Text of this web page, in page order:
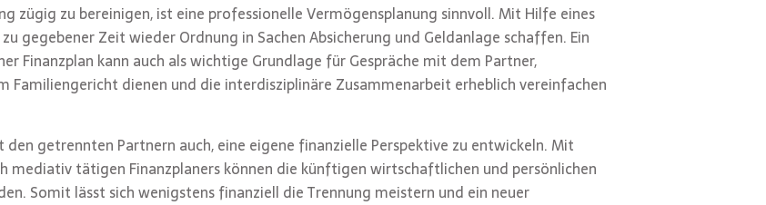
zügig zu bereinigen, ist eine professionelle Vermögensplanung sinnvoll. Mit Hilfe eines
gegebener Zeit wieder Ordnung in Sachen Absicherung und Geldanlage schaffen. Ein
Finanzplan kann auch als wichtige Grundlage für Gespräche mit dem Partner,
Familiengericht dienen und die interdisziplinäre Zusammenarbeit erheblich vereinfachen
getrennten Partnern auch, eine eigene finanzielle Perspektive zu entwickeln. Mit
mediativ tätigen Finanzplaners können die künftigen wirtschaftlichen und persönlichen
Somit lässt sich wenigstens finanziell die Trennung meistern und ein neuer